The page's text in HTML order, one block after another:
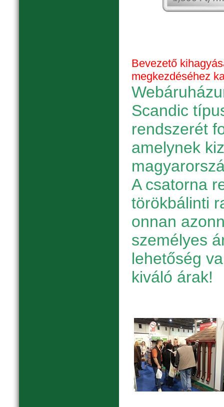
Bevezető
megkezdéséhez
Scandic
rendszerét
amelynek
A csatorna
törökbálinti
onnan
személyes
lehetőség
kiváló árak!